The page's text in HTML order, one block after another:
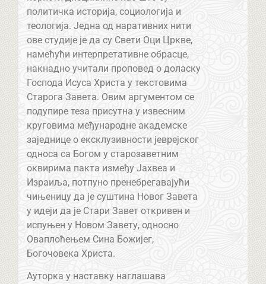
политичка историја, социологија и
теологија. Једна од наративних нити
ове студије је да су Свети Оци Цркве,
намећући интерпретативне обрасце,
накнадно учитали проповед о доласку
Господа Исуса Христа у текстовима
Старога Завета. Овим аргументом се
подупире теза присутна у извесним
круговима међународне академске
заједнице о ексклузивности јеврејског
односа са Богом у старозаветним
оквирима пакта између Јахвеа и
Израиља, потпуно пренебрегавајући
чињеницу да је суштина Новог Завета
у идеји да је Стари Завет откривен и
испуњен у Новом Завету, односно
Оваплоћењем Сина Божијег,
Богочовека Христа.
Ауторка у наставку наглашава